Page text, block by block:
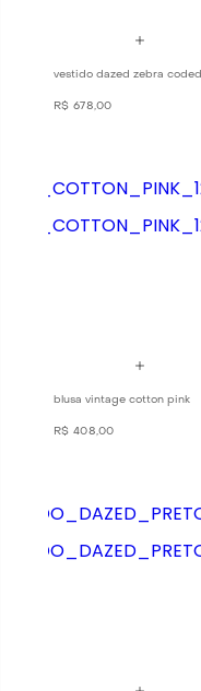
vestido dazed zebra coded
R$ 678,00
blusa vintage cotton pink
R$ 408,00